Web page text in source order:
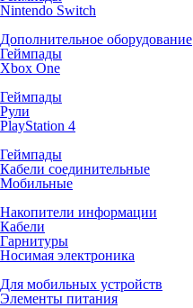
Nintendo Switch
Дополнительное оборудование
Геймпады
Xbox One
Геймпады
Рули
PlayStation 4
Геймпады
Кабели соединительные
Мобильные
Накопители информации
Кабели
Гарнитуры
Носимая электроника
Для мобильных устройств
Элементы питания